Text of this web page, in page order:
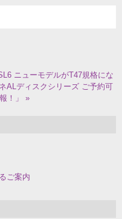
ニューモデルがT47規格にな
ALディスクシリーズ ご予約可
！」 »
ご案内